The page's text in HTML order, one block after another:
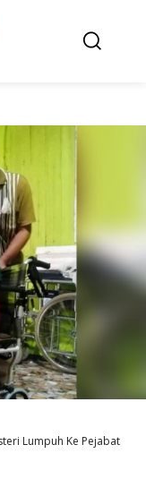
Lumpuh Ke Pejabat